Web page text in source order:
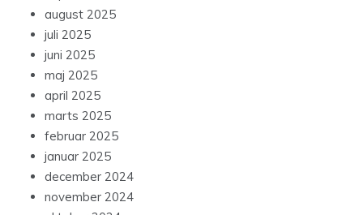
august 2025
juli 2025
juni 2025
maj 2025
april 2025
marts 2025
februar 2025
januar 2025
december 2024
november 2024